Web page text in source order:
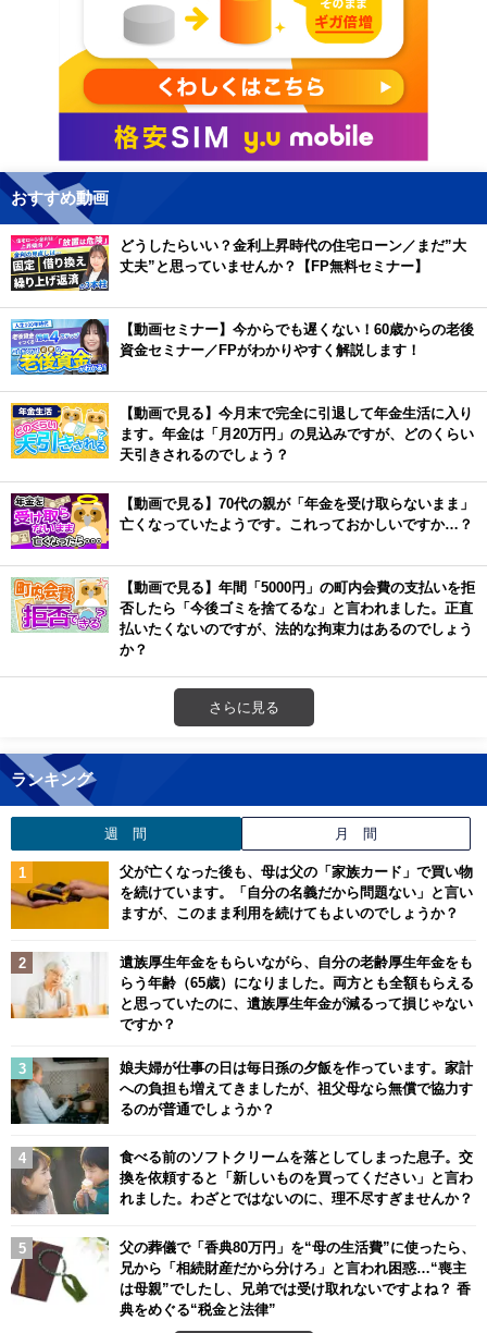
おすすめ動画
どうしたらいい？金利上昇時代の住宅ローン／まだ”大
丈夫”と思っていませんか？【FP無料セミナー】
【動画セミナー】今からでも遅くない！60歳からの老後
資金セミナー／FPがわかりやすく解説します！
【動画で見る】今月末で完全に引退して年金生活に入り
ます。年金は「月20万円」の見込みですが、どのくらい
天引きされるのでしょう？
【動画で見る】70代の親が「年金を受け取らないまま」
亡くなっていたようです。これっておかしいですか…？
【動画で見る】年間「5000円」の町内会費の支払いを拒
否したら「今後ゴミを捨てるな」と言われました。正直
払いたくないのですが、法的な拘束力はあるのでしょう
か？
さらに見る
ランキング
週 間 月 間
父が亡くなった後も、母は父の「家族カード」で買い物
を続けています。「自分の名義だから問題ない」と言い
ますが、このまま利用を続けてもよいのでしょうか？
遺族厚生年金をもらいながら、自分の老齢厚生年金をも
らう年齢（65歳）になりました。両方とも全額もらえる
と思っていたのに、遺族厚生年金が減るって損じゃない
ですか？
娘夫婦が仕事の日は毎日孫の夕飯を作っています。家計
への負担も増えてきましたが、祖父母なら無償で協力す
るのが普通でしょうか？
食べる前のソフトクリームを落としてしまった息子。交
換を依頼すると「新しいものを買ってください」と言わ
れました。わざとではないのに、理不尽すぎませんか？
父の葬儀で「香典80万円」を“母の生活費”に使ったら、
兄から「相続財産だから分けろ」と言われ困惑…“喪主
は母親”でしたし、兄弟では受け取れないですよね？ 香
典をめぐる“税金と法律”